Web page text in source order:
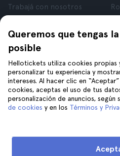
Queremos que tengas
posible
Hellotickets utiliza cookies propias
personalizar tu experiencia y
intereses. Al hacer clic en
cookies, aceptas el uso de tus
personalización de anuncios, según
de cookies y en los Términos y
Trabajá con nosotros
Opiniones
Privacidad
Términos y Condiciones
Aviso Legal
Cookies
Ayuda